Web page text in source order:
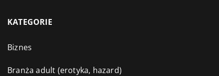
KATEGORIE
Biznes
Branża adult (erotyka, hazard)